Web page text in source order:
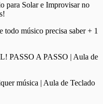
para Solar e Improvisar no
músico precisa saber + 1
PASSO A PASSO | Aula de
música | Aula de Teclado